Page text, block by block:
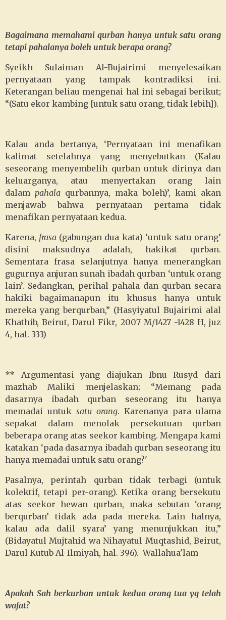
Bagaimana memahami qurban hanya untuk satu orang
tetapi pahalanya boleh untuk berapa orang?
Syeikh Sulaiman Al-Bujairimi menyelesaikan
pernyataan yang tampak kontradiksi ini.
Keterangan beliau mengenai hal ini sebagai berikut;
“(Satu ekor kambing [untuk satu orang, tidak lebih]).
Kalau anda bertanya, ‘Pernyataan ini menafikan
kalimat setelahnya yang menyebutkan (Kalau
seseorang menyembelih qurban untuk dirinya dan
keluarganya, atau menyertakan orang lain
dalam pahala qurbannya, maka boleh)’, kami akan
menjawab bahwa pernyataan pertama tidak
menafikan pernyataan kedua.
Karena, frasa (gabungan dua kata) ‘untuk satu orang’
disini maksudnya adalah, hakikat qurban.
Sementara frasa selanjutnya hanya menerangkan
gugurnya anjuran sunah ibadah qurban ‘untuk orang
lain’. Sedangkan, perihal pahala dan qurban secara
hakiki bagaimanapun itu khusus hanya untuk
mereka yang berqurban,” (Hasyiyatul Bujairimi alal
Khathib, Beirut, Darul Fikr, 2007 M/1427 -1428 H, juz
4, hal. 333)
** Argumentasi yang diajukan Ibnu Rusyd dari
mazhab Maliki menjelaskan; “Memang pada
dasarnya ibadah qurban seseorang itu hanya
memadai untuk satu orang. Karenanya para ulama
sepakat dalam menolak persekutuan qurban
beberapa orang atas seekor kambing. Mengapa kami
katakan ‘pada dasarnya ibadah qurban seseorang itu
hanya memadai untuk satu orang?'
Pasalnya, perintah qurban tidak terbagi (untuk
kolektif, tetapi per-orang). Ketika orang bersekutu
atas seekor hewan qurban, maka sebutan ‘orang
berqurban’ tidak ada pada mereka. Lain halnya,
kalau ada dalil syara’ yang menunjukkan itu,”
(Bidayatul Mujtahid wa Nihayatul Muqtashid, Beirut,
Darul Kutub Al-Ilmiyah, hal. 396). Wallahua'lam
Apakah Sah berkurban untuk kedua orang tua yg telah
wafat?